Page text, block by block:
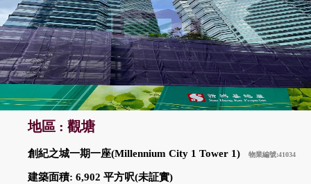
地區 : 觀塘
創紀之城一期一座(Millennium City 1 Tower 1) 物業編號:41034
建築面積: 6,902 平方呎(未証實)